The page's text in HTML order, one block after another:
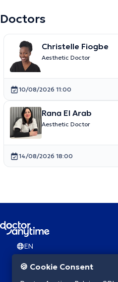
Doctors
Christelle Fiogbe
Aesthetic Doctor
10/08/2026 11:00
Rana El Arab
Aesthetic Doctor
14/08/2026 18:00
EN
🍪 Cookie Consent